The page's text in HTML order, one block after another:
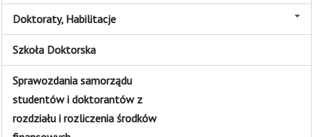
Doktoraty, Habilitacje
Szkoła Doktorska
Sprawozdania samorządu
studentów i doktorantów z
rozdziału i rozliczenia środków